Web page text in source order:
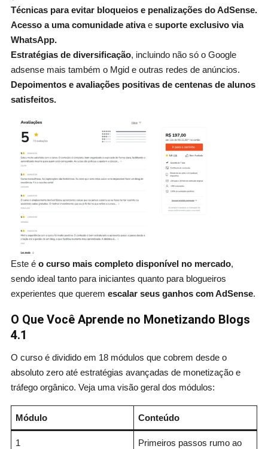
Técnicas para evitar bloqueios e penalizações do AdSense.
Acesso a uma comunidade ativae suporte exclusivo via
WhatsApp.
Estratégias de diversificação, incluindo não só o Google
adsense mais também o Mgid e outras redes de anúncios.
Depoimentos e avaliações positivas de centenas de alunos
satisfeitos.
Este é o curso mais completo disponível no mercado,
sendo ideal tanto para iniciantes quanto para blogueiros
experientes que querem escalar seus ganhos com AdSense.
O Que Você Aprende no Monetizando Blogs
4.1
O curso é dividido em 18 módulos que cobrem desde o
absoluto zero até estratégias avançadas de monetização e
tráfego orgânico. Veja uma visão geral dos módulos:
Módulo Conteúdo
1
Primeiros passos rumo ao